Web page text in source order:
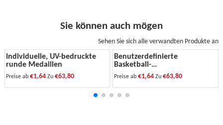
Sie können auch mögen
Sehen Sie sich alle verwandten Produkte an
Individuelle, UV-bedruckte
runde Medaillen
Preise ab €1,64 Zu €63,80
Benutzerdefinierte
Basketball-
Meisterschaftsmedaille
Preise ab€1,64Zu €63,80